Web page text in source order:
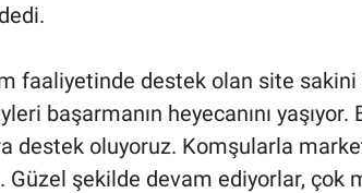
faaliyetinde destek olan site sakini
başarmanın heyecanını
destek oluyoruz. Komşularla
Güzel şekilde devam ediyorlar, çok